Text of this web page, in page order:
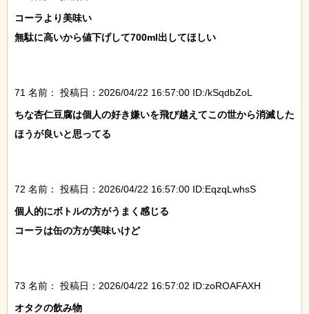
コーラより美味い
無駄に高いから値下げして700ml出してほしい
71 名前：
投稿日：2026/04/22 16:57:00 ID:/kSqdbZoL
ちな杏仁豆腐は個人の好き嫌いを飛び越えてこの世から消滅した
ほうが良いと思ってる
72 名前：
投稿日：2026/04/22 16:57:00 ID:EqzqLwhsS
個人的にボトルの方がうまく感じる
コーラは缶の方が美味いけど
73 名前：
投稿日：2026/04/22 16:57:02 ID:zoROAFAXH
オタクの飲み物